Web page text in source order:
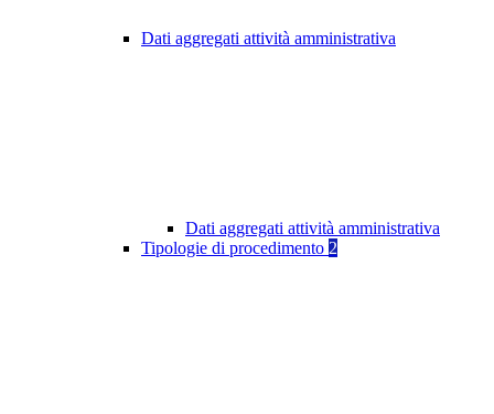
Dati aggregati attività amministrativa
Dati aggregati attività amministrativa
Tipologie di procedimento 2